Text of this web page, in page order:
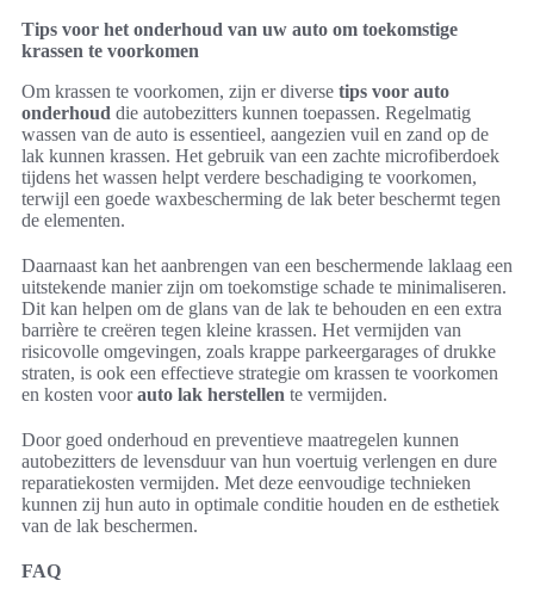
Tips voor het onderhoud van uw auto om toekomstige
krassen te voorkomen
Om krassen te voorkomen, zijn er diverse tips voor auto
onderhoud die autobezitters kunnen toepassen. Regelmatig
wassen van de auto is essentieel, aangezien vuil en zand op de
lak kunnen krassen. Het gebruik van een zachte microfiberdoek
tijdens het wassen helpt verdere beschadiging te voorkomen,
terwijl een goede waxbescherming de lak beter beschermt tegen
de elementen.
Daarnaast kan het aanbrengen van een beschermende laklaag een
uitstekende manier zijn om toekomstige schade te minimaliseren.
Dit kan helpen om de glans van de lak te behouden en een extra
barrière te creëren tegen kleine krassen. Het vermijden van
risicovolle omgevingen, zoals krappe parkeergarages of drukke
straten, is ook een effectieve strategie om krassen te voorkomen
en kosten voorauto lak herstellen te vermijden.
Door goed onderhoud en preventieve maatregelen kunnen
autobezitters de levensduur van hun voertuig verlengen en dure
reparatiekosten vermijden. Met deze eenvoudige technieken
kunnen zij hun auto in optimale conditie houden en de esthetiek
van de lak beschermen.
FAQ